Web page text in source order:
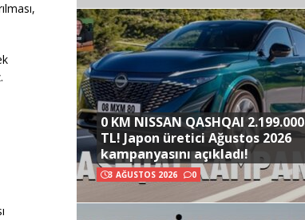
0 KM NISSAN QASHQAI 2.199.000
TL! Japon üretici Ağustos 2026
kampanyasını açıkladı!
3 AĞUSTOS 2026 0